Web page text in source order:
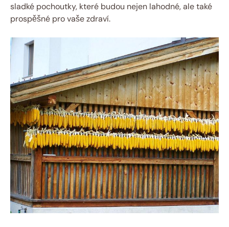
sladké pochoutky, které budou nejen lahodné, ale také
prospěšné pro vaše zdraví.